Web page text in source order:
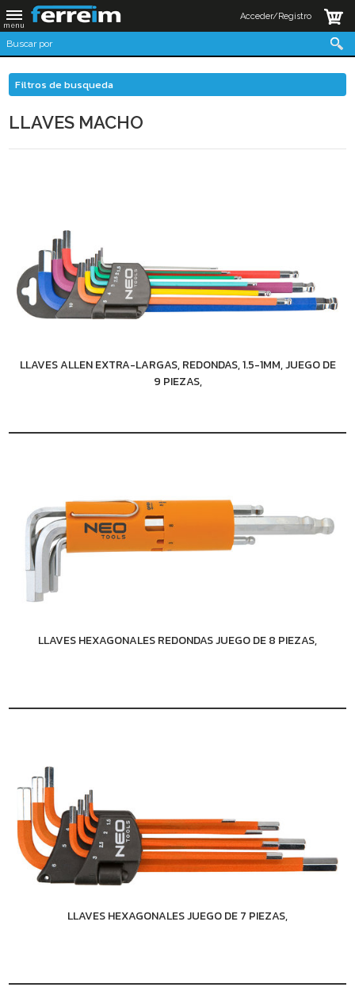
Acceder/Registro
Filtros de busqueda
LLAVES MACHO
LLAVES ALLEN EXTRA-LARGAS, REDONDAS, 1.5-1MM, JUEGO DE
9 PIEZAS,
LLAVES HEXAGONALES REDONDAS JUEGO DE 8 PIEZAS,
LLAVES HEXAGONALES JUEGO DE 7 PIEZAS,